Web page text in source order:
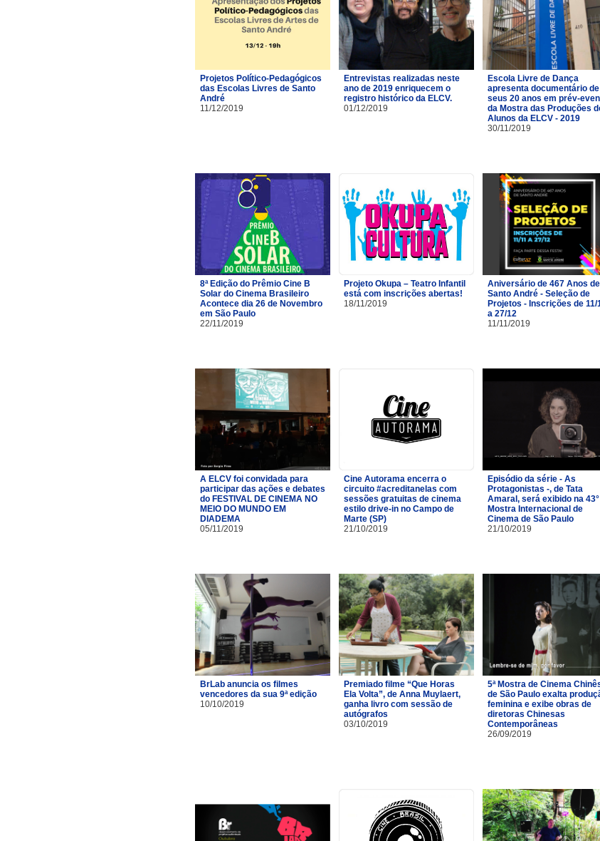
Projetos Político-Pedagógicos
das Escolas Livres de Santo
André
11/12/2019
Entrevistas realizadas neste
ano de 2019 enriquecem o
registro histórico da ELCV.
01/12/2019
Escola Livre de Dança
apresenta documentário de
seus 20 anos em prév-
da Mostra das Produções
Alunos da ELCV - 2019
30/11/2019
8ª Edição do Prêmio Cine B
Solar do Cinema Brasileiro
Acontece dia 26 de Novembro
em São Paulo
22/11/2019
Projeto Okupa – Teatro Infantil
está com inscrições abertas!
18/11/2019
Aniversário de 467 Anos de
Santo André - Seleção de
Projetos - Inscrições de 11/
a 27/12
11/11/2019
A ELCV foi convidada para
participar das ações e debates
do FESTIVAL DE CINEMA NO
MEIO DO MUNDO EM
DIADEMA
05/11/2019
Cine Autorama encerra o
circuito #acreditanelas com
sessões gratuitas de cinema
estilo drive-in no Campo de
Marte (SP)
21/10/2019
Episódio da série - As
Protagonistas -, de Tata
Amaral, será exibido na 43°
Mostra Internacional de
Cinema de São Paulo
21/10/2019
BrLab anuncia os filmes
vencedores da sua 9ª edição
10/10/2019
Premiado filme “Que Horas
Ela Volta”, de Anna Muylaert,
ganha livro com sessão de
autógrafos
03/10/2019
5ª Mostra de Cinema
de São Paulo exalta
feminina e exibe obras de
diretoras Chinesas
Contemporâneas
26/09/2019